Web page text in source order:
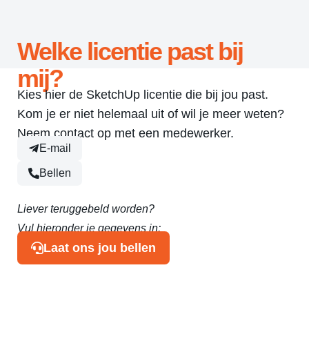
Welke licentie past bij
mij?
Kies hier de SketchUp licentie die bij jou past.
Kom je er niet helemaal uit of wil je meer weten?
Neem contact op met een medewerker.
E-mail
Bellen
Liever teruggebeld worden?
Vul hieronder je gegevens in:
Laat ons jou bellen